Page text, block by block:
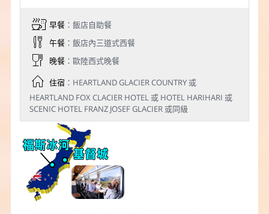
早餐：飯店自助餐
午餐：飯店內三道式西餐
晚餐：歐陸西式晚餐
住宿：HEARTLAND GLACIER COUNTRY 或
HEARTLAND FOX CLACIER HOTEL 或 HOTEL HARIHARI 或
SCENIC HOTEL FRANZ JOSEF GLACIER 或同級